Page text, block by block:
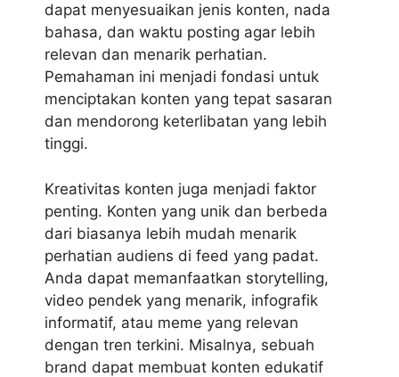
dapat menyesuaikan jenis konten, nada
bahasa, dan waktu posting agar lebih
relevan dan menarik perhatian.
Pemahaman ini menjadi fondasi untuk
menciptakan konten yang tepat sasaran
dan mendorong keterlibatan yang lebih
tinggi.
Kreativitas konten juga menjadi faktor
penting. Konten yang unik dan berbeda
dari biasanya lebih mudah menarik
perhatian audiens di feed yang padat.
Anda dapat memanfaatkan storytelling,
video pendek yang menarik, infografik
informatif, atau meme yang relevan
dengan tren terkini. Misalnya, sebuah
brand dapat membuat konten edukatif